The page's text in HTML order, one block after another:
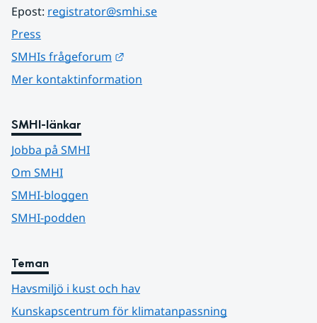
Epost: registrator@smhi.se
Press
SMHIs frågeforum
Mer kontaktinformation
SMHI-länkar
Jobba på SMHI
Om SMHI
SMHI-bloggen
SMHI-podden
Teman
Havsmiljö i kust och hav
Kunskapscentrum för klimatanpassning